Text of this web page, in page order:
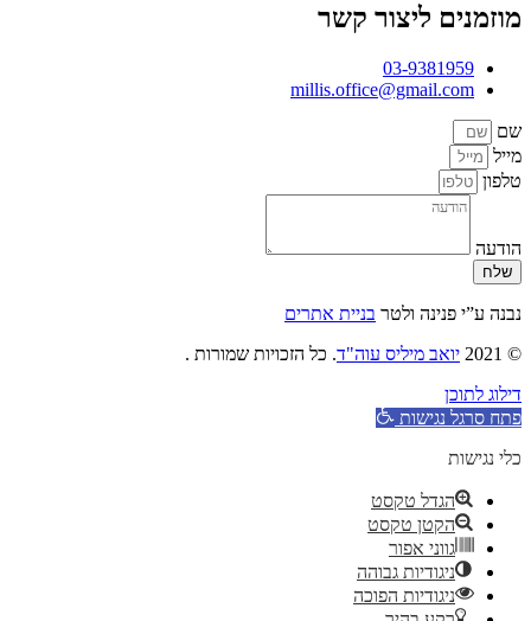
מוזמנים ליצור קשר
03-9381959
millis.office@gmail.com
שם
מייל
טלפון
הודעה
שלח
נבנה ע”י פנינה ולטר בניית אתרים
© 2021
יואב מיליס עוה"ד. כל הזכויות שמורות .
דילוג לתוכן
פתח סרגל נגישות
כלי נגישות
הגדל טקסט
הקטן טקסט
גווני אפור
ניגודיות גבוהה
ניגודיות הפוכה